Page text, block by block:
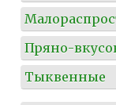
Пряно-
Тыквенные